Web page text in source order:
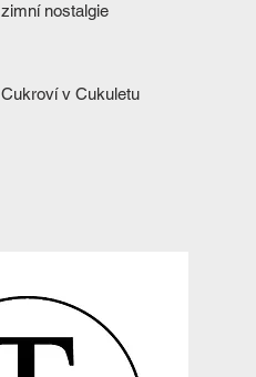
zimní nostalgie
Cukroví v Cukuletu